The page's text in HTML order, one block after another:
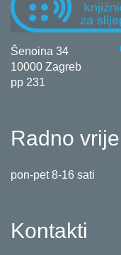
Šenoina 34
10000 Zagreb
pp 231
Radno
pon-pet 8-16 sati
Kontakti